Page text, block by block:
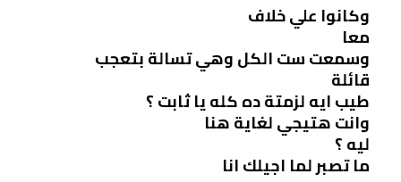
وكانوا علي خلاف
معا
وسمعت ست الكل وهي تسالة بتعجب
قائلة
طيب ايه لزمتة ده كله يا ثابت ؟
وانت هتيجي لغاية هنا
ليه ؟
ما تصبر لما اجيلك انا